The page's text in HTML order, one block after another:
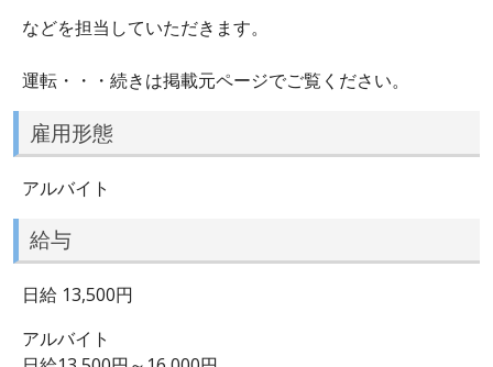
などを担当していただきます。
運転・・・続きは掲載元ページでご覧ください。
雇用形態
アルバイト
給与
日給 13,500円
アルバイト